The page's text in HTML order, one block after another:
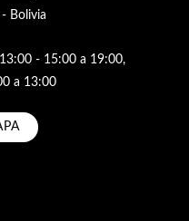
Bolivia
- 15:00 a 19:00,
a 13:00